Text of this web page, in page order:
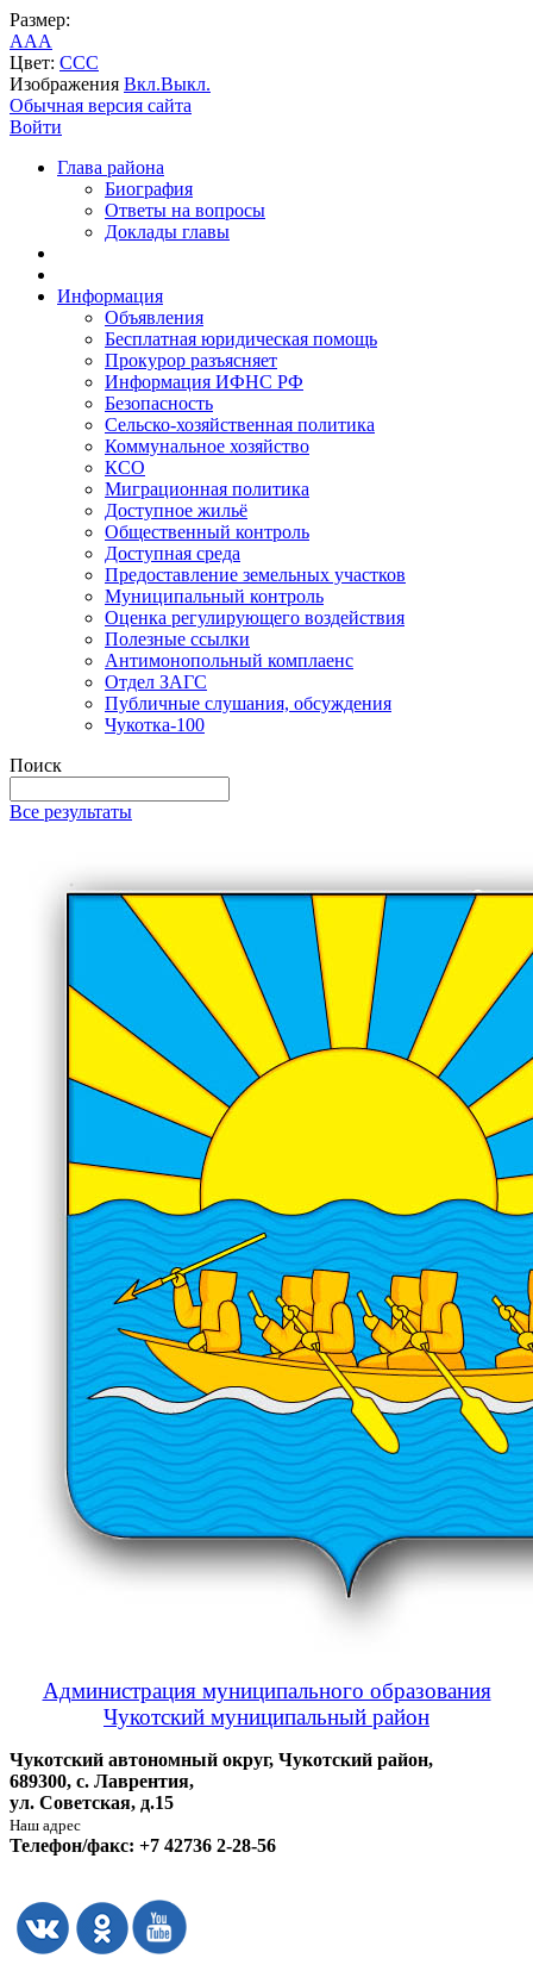
Размер:
AAA
Цвет: CCC
Изображения Вкл.Выкл.
Обычная версия сайта
Войти
Глава района
Биография
Ответы на вопросы
Доклады главы
Информация
Объявления
Бесплатная юридическая помощь
Прокурор разъясняет
Информация ИФНС РФ
Безопасность
Сельско-хозяйственная политика
Коммунальное хозяйство
КСО
Миграционная политика
Доступное жильё
Общественный контроль
Доступная среда
Предоставление земельных участков
Муниципальный контроль
Оценка регулирующего воздействия
Полезные ссылки
Антимонопольный комплаенс
Отдел ЗАГС
Публичные слушания, обсуждения
Чукотка-100
Поиск
Все результаты
Администрация муниципального образования
Чукотский муниципальный район
Чукотский автономный округ, Чукотский район,
689300, с. Лаврентия,
ул. Советская, д.15
Наш адрес
Телефон/факс: +7 42736 2-28-56